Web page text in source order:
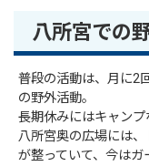
八所宮での
普段の活動は、月に2
の野外活動。
長期休みにはキャンプ
八所宮奥の広場には
が整っていて、今は